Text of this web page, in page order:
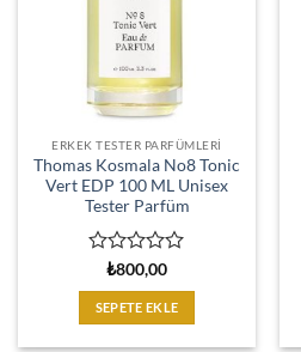
ERKEK TESTER PARFÜMLERI
Thomas Kosmala No8 Tonic
Vert EDP 100 ML Unisex
Tester Parfüm
üzerinden
0
oy
aldı
₺800,00
SEPETE EKLE